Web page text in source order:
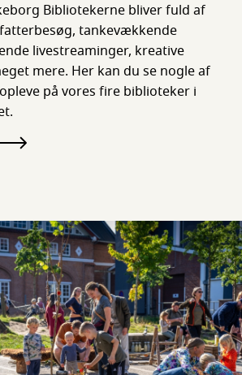
Bibliotekerne bliver fuld af
tankevækkende
livestreaminger, kreative
mere. Her kan du se nogle af
på vores fire biblioteker i